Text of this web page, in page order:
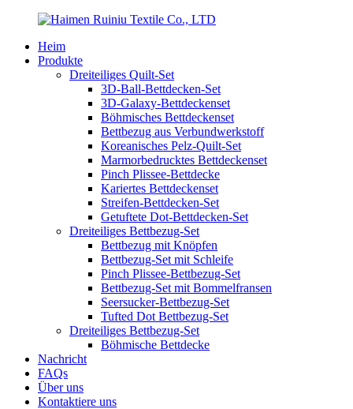
Heim
Produkte
Dreiteiliges Quilt-Set
3D-Ball-Bettdecken-Set
3D-Galaxy-Bettdeckenset
Böhmisches Bettdeckenset
Bettbezug aus Verbundwerkstoff
Koreanisches Pelz-Quilt-Set
Marmorbedrucktes Bettdeckenset
Pinch Plissee-Bettdecke
Kariertes Bettdeckenset
Streifen-Bettdecken-Set
Getuftete Dot-Bettdecken-Set
Dreiteiliges Bettbezug-Set
Bettbezug mit Knöpfen
Bettbezug-Set mit Schleife
Pinch Plissee-Bettbezug-Set
Bettbezug-Set mit Bommelfransen
Seersucker-Bettbezug-Set
Tufted Dot Bettbezug-Set
Dreiteiliges Bettbezug-Set
Böhmische Bettdecke
Nachricht
FAQs
Über uns
Kontaktiere uns